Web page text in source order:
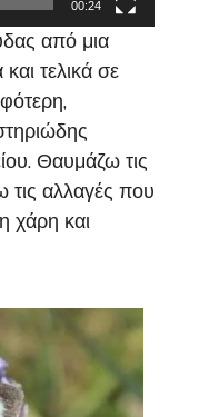
00:24
από μια
τελικά σε
Θαυμάζω τις
τις αλλαγές που
χάρη και